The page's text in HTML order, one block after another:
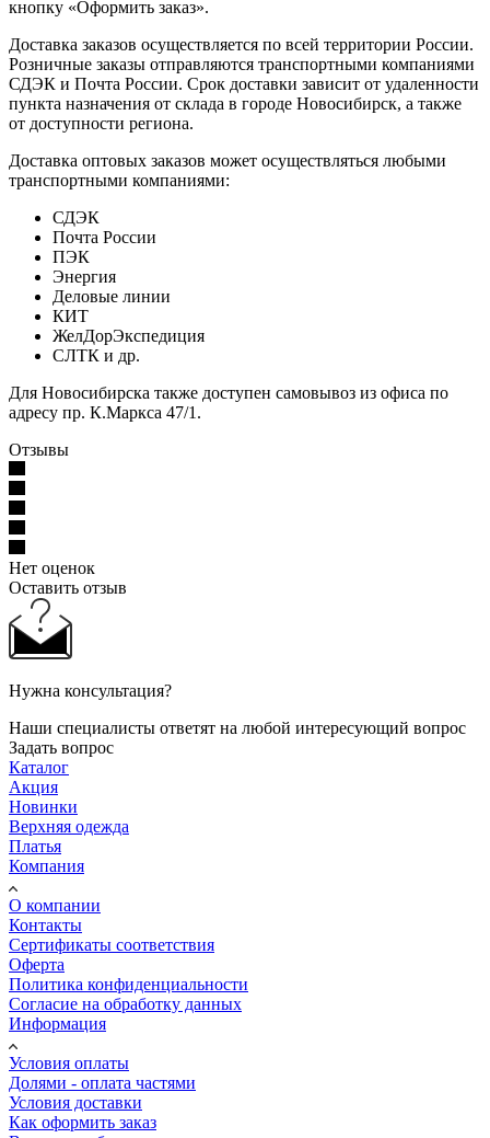
кнопку «Оформить заказ».
Доставка заказов осуществляется по всей территории России.
Розничные заказы отправляются транспортными компаниями
СДЭК и Почта России. Срок доставки зависит от удаленности
пункта назначения от склада в городе Новосибирск, а также
от доступности региона.
Доставка оптовых заказов может осуществляться любыми
транспортными компаниями:
СДЭК
Почта России
ПЭК
Энергия
Деловые линии
КИТ
ЖелДорЭкспедиция
СЛТК и др.
Для Новосибирска также доступен самовывоз из офиса по
адресу пр. К.Маркса 47/1.
Отзывы
Нет оценок
Оставить отзыв
Нужна консультация?
Наши специалисты ответят на любой интересующий вопрос
Задать вопрос
Каталог
Акция
Новинки
Верхняя одежда
Платья
Компания
О компании
Контакты
Сертификаты соответствия
Оферта
Политика конфиденциальности
Согласие на обработку данных
Информация
Условия оплаты
Долями - оплата частями
Условия доставки
Как оформить заказ